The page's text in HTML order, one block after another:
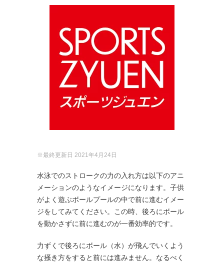
※最終更新日 2021年4月24日
水泳でのストロークの力の入れ方は以下のアニ
メーションのようなイメージになります。子供
がよく遊ぶボールプールの中で前に進むイメー
ジをしてみてください。この時、後ろにボール
を動かさずに前に進むのが一番効率的です。
力ずくで後ろにボール（水）が飛んでいくよう
な掻き方をすると前には進みません。なるべく